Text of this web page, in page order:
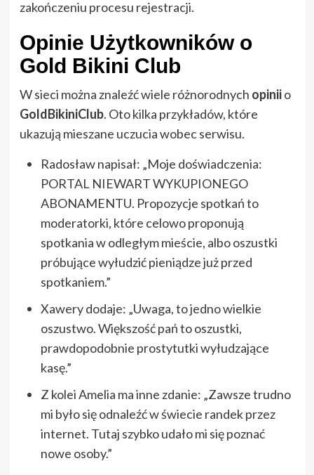
zakończeniu procesu rejestracji.
Opinie Użytkowników o
Gold Bikini Club
W sieci można znaleźć wiele różnorodnych opiniio
GoldBikiniClub. Oto kilka przykładów, które
ukazują mieszane uczucia wobec serwisu.
Radosław napisał: „Moje doświadczenia:
PORTAL NIEWART WYKUPIONEGO
ABONAMENTU. Propozycje spotkań to
moderatorki, które celowo proponują
spotkania w odległym mieście, albo oszustki
próbujące wyłudzić pieniądze już przed
spotkaniem.”
Xawery dodaje: „Uwaga, to jedno wielkie
oszustwo. Większość pań to oszustki,
prawdopodobnie prostytutki wyłudzające
kasę.”
Z kolei Amelia ma inne zdanie: „Zawsze trudno
mi było się odnaleźć w świecie randek przez
internet. Tutaj szybko udało mi się poznać
nowe osoby.”